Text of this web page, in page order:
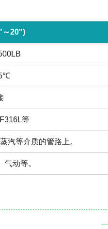
～20")
℃
F316L等
汽等介质的管路上。
动等。